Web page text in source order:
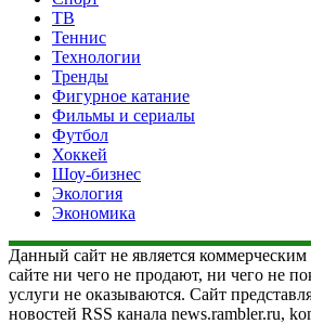
ТВ
Теннис
Технологии
Тренды
Фигурное катание
Фильмы и сериалы
Футбол
Хоккей
Шоу-бизнес
Экология
Экономика
Данный сайт не является
сайте ни чего не продают, ни чего не
услуги не оказываются. Сайт
новостей RSS канала news.rambler.ru,